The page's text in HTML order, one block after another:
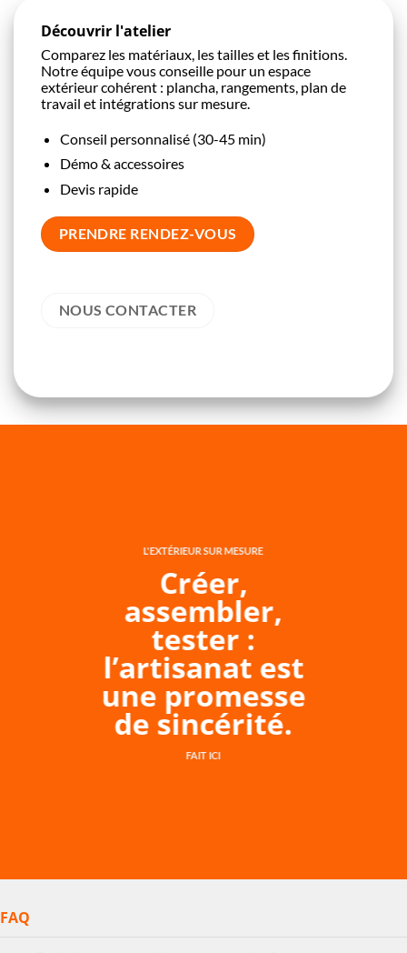
Découvrir l'atelier
Comparez les matériaux, les tailles et les finitions.
Notre équipe vous conseille pour un espace
extérieur cohérent : plancha, rangements, plan de
travail et intégrations sur mesure.
Conseil personnalisé (30-45 min)
Démo & accessoires
Devis rapide
PRENDRE RENDEZ-VOUS
NOUS CONTACTER
L'EXTÉRIEUR SUR MESURE
Créer,
assembler,
tester :
l’artisanat est
une promesse
de sincérité.
FAIT ICI
FAQ